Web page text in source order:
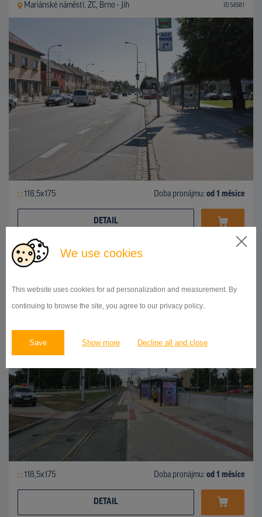
We use cookies
This website uses cookies for ad personalization and measurement. By
continuing to browse the site, you agree to our privacy policy..
Save Show more Decline all and close
Mariánské náměstí, ZC, Brno - Jih ID 54581
118,5x175 Doba pronájmu: od 1 měsíce
DETAIL
Mariánské náměstí X Černovická, Brno - Jih ID 54583
118,5x175 Doba pronájmu: od 1 měsíce
DETAIL